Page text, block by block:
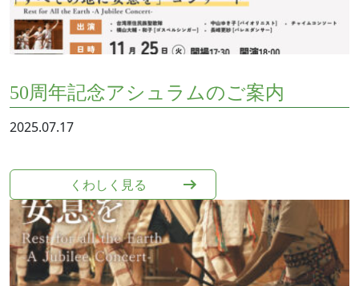
50周年記念アシュラムのご案内
2025.07.17
くわしく⾒る